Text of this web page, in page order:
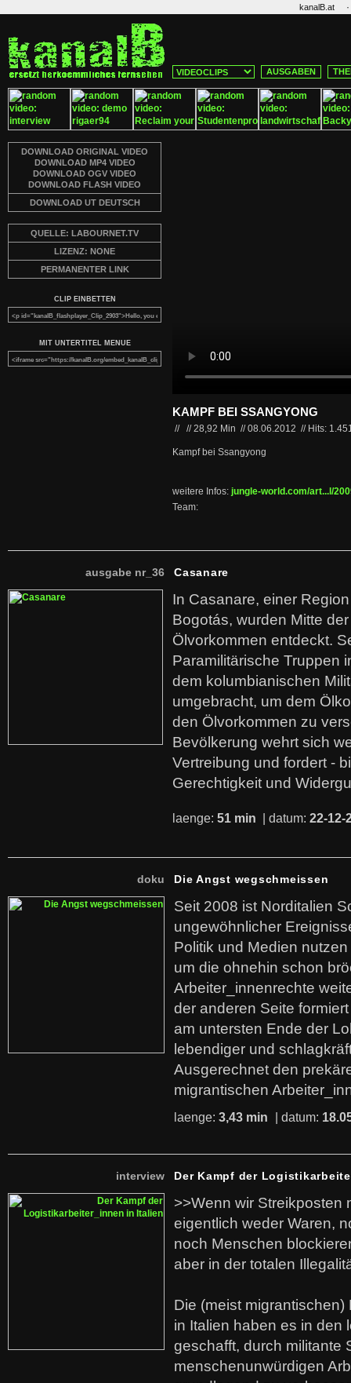
kanalB.at ·
AUSGABEN
DOWNLOAD ORIGINAL VIDEO
DOWNLOAD MP4 VIDEO
DOWNLOAD OGV VIDEO
DOWNLOAD FLASH VIDEO
DOWNLOAD UT DEUTSCH
QUELLE: LABOURNET.TV
LIZENZ: NONE
PERMANENTER LINK
CLIP EINBETTEN
MIT UNTERTITEL MENUE
KAMPF BEI SSANGYONG
// //28,92 Min //08.06.2012 // Hits:
Kampf bei Ssangyong
weitere Infos: jungle-world.com/art...l/
Team:
ausgabe nr_36 Casanare
In Casanare, einer
Bogotás, wurden Mitte
Ölvorkommen entdeckt.
Paramilitärische Truppen
dem kolumbianischen
umgebracht, um dem
den Ölvorkommen zu
Bevölkerung wehrt sich
Vertreibung und fordert -
Gerechtigkeit und
laenge: 51 min | datum: 22-12-
doku Die Angst wegschmeissen
Seit 2008 ist Norditalien
ungewöhnlicher
Politik und Medien
um die ohnehin schon
Arbeiter_innenrechte
der anderen Seite
am untersten Ende der
lebendiger und
Ausgerechnet den
migrantischen
laenge: 3,43 min | datum:
interview Der Kampf der
>>Wenn wir Streikposten
eigentlich weder Waren,
noch Menschen
aber in der totalen
Die (meist
in Italien haben es in den
geschafft, durch militante
menschenunwürdigen